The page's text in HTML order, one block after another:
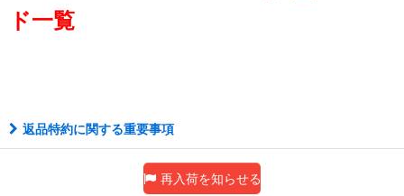
ド一覧
返品特約に関する重要事項
再入荷を知らせる